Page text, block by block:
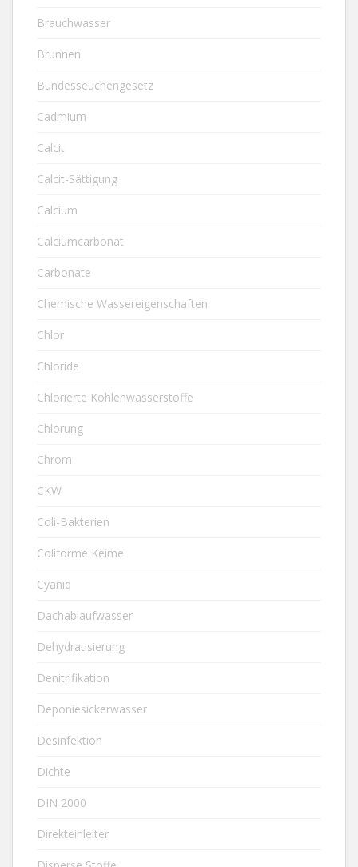
Brauchwasser
Brunnen
Bundesseuchengesetz
Cadmium
Calcit
Calcit-Sättigung
Calcium
Calciumcarbonat
Carbonate
Chemische Wassereigenschaften
Chlor
Chloride
Chlorierte Kohlenwasserstoffe
Chlorung
Chrom
CKW
Coli-Bakterien
Coliforme Keime
Cyanid
Dachablaufwasser
Dehydratisierung
Denitrifikation
Deponiesickerwasser
Desinfektion
Dichte
DIN 2000
Direkteinleiter